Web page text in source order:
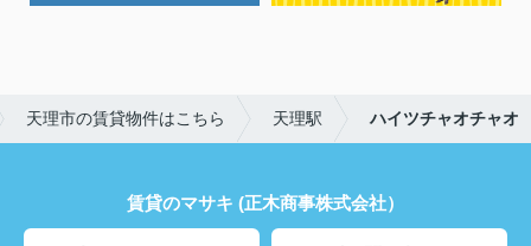
天理市の賃貸物件はこちら 天理駅 ハイツチャオチャオ
賃貸のマサキ (正木商事株式会社）